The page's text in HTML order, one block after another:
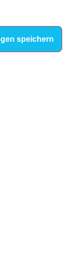
speichern